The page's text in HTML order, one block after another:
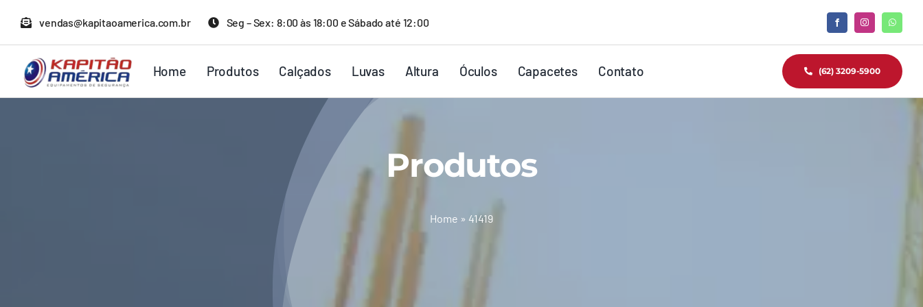
para
conteúdo
vendas@kapitaoamerica.com.br Seg – Sex: 8:00 às 18:00 e Sábado até 12:00
Home Produtos Calçados Luvas Altura Óculos Capacetes Contato (62) 3209-5900
Produtos
Home » 41419